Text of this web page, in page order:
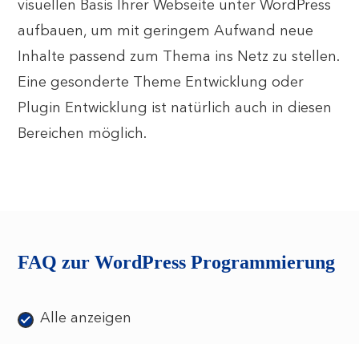
visuellen Basis Ihrer Webseite unter WordPress
aufbauen, um mit geringem Aufwand neue
Inhalte passend zum Thema ins Netz zu stellen.
Eine gesonderte Theme Entwicklung oder
Plugin Entwicklung ist natürlich auch in diesen
Bereichen möglich.
FAQ zur WordPress Programmierung
Alle anzeigen